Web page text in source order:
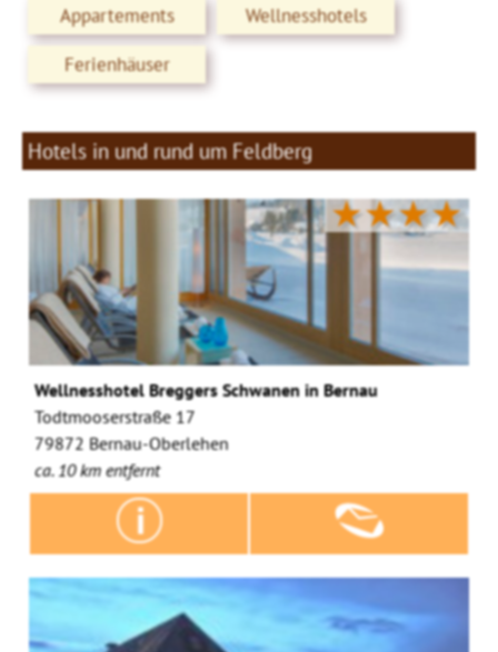
Appartements
Wellnesshotels
Ferienhäuser
Hotels in und rund um Feldberg
★★★★
Wellnesshotel Breggers Schwanen in Bernau
Todtmooserstraße 17
79872 Bernau-Oberlehen
ca. 10 km entfernt